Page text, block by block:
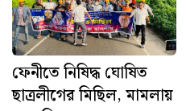
ফেনীতে নিষিদ্ধ ঘোষিত
ছাত্রলীগের মিছিল, মামলায়